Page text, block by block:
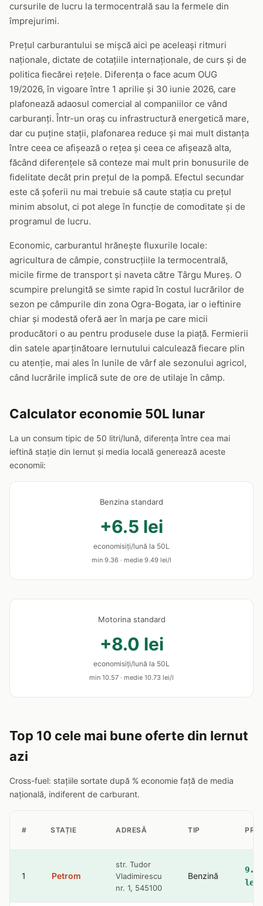
cursurile de lucru la termocentrală sau la fermele din
împrejurimi.
Prețul carburantului se mișcă aici pe aceleași ritmuri
naționale, dictate de cotațiile internaționale, de curs și de
politica fiecărei rețele. Diferența o face acum OUG
19/2026, în vigoare între 1 aprilie și 30 iunie 2026, care
plafonează adaosul comercial al companiilor ce vând
carburanți. Într-un oraș cu infrastructură energetică mare,
dar cu puține stații, plafonarea reduce și mai mult distanța
între ceea ce afișează o rețea și ceea ce afișează alta,
făcând diferențele să conteze mai mult prin bonusurile de
fidelitate decât prin prețul de la pompă. Efectul secundar
este că șoferii nu mai trebuie să caute stația cu prețul
minim absolut, ci pot alege în funcție de comoditate și de
programul de lucru.
Economic, carburantul hrănește fluxurile locale:
agricultura de câmpie, construcțiile la termocentrală,
micile firme de transport și naveta către Târgu Mureș. O
scumpire prelungită se simte rapid în costul lucrărilor de
sezon pe câmpurile din zona Ogra-Bogata, iar o ieftinire
chiar și modestă oferă aer în marja pe care micii
producători o au pentru produsele duse la piață. Fermierii
din satele aparținătoare Iernutului calculează fiecare plin
cu atenție, mai ales în lunile de vârf ale sezonului agricol,
când lucrările implică sute de ore de utilaje în câmp.
Calculator economie 50L lunar
La un consum tipic de 50 litri/lună, diferența între cea mai
ieftină stație din Iernut și media locală generează aceste
economii:
Benzina standard
+6.5 lei
economisiți/lună la 50L
min 9.36 · medie 9.49 lei/l
Motorina standard
+8.0 lei
economisiți/lună la 50L
min 10.57 · medie 10.73 lei/l
Top 10 cele mai bune oferte din Iernut
azi
Cross-fuel: stațiile sortate după % economie față de media
națională, indiferent de carburant.
# STAȚIE ADRESĂ TIP
1 Petrom
str. Tudor
Vladimirescu
nr. 1, 545100
Benzină
9.36
lei